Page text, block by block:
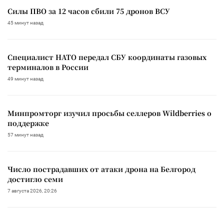
Силы ПВО за 12 часов сбили 75 дронов ВСУ
45 минут назад
Специалист НАТО передал СБУ координаты газовых
терминалов в России
49 минут назад
Минпромторг изучил просьбы селлеров Wildberries о
поддержке
57 минут назад
Число пострадавших от атаки дрона на Белгород
достигло семи
7 августа 2026, 20:26